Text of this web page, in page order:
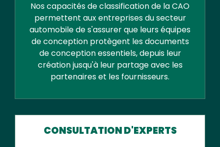
Nos capacités de classification de la CAO
permettent aux entreprises du secteur
automobile de s'assurer que leurs équipes
de conception protègent les documents
de conception essentiels, depuis leur
création jusqu'à leur partage avec les
partenaires et les fournisseurs.
CONSULTATION D'EXPERTS